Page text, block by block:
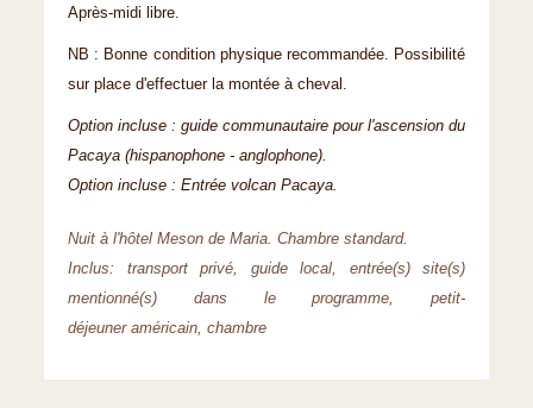
Après-midi libre.
NB : Bonne condition physique recommandée. Possibilité
sur place d'effectuer la montée à cheval.
Option incluse : guide communautaire pour l'ascension du
Pacaya (hispanophone - anglophone).
Option incluse : Entrée volcan Pacaya.
Nuit à l'hôtel Meson de Maria. Chambre standard.
Inclus: transport privé, guide local, entrée(s) site(s)
mentionné(s) dans le programme, petit-
déjeuner américain, chambre